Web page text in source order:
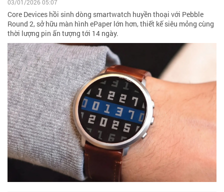
03/01/2026 05:07
Core Devices hồi sinh dòng smartwatch huyền thoại với Pebble
Round 2, sở hữu màn hình ePaper lớn hơn, thiết kế siêu mỏng cùng
thời lượng pin ấn tượng tới 14 ngày.